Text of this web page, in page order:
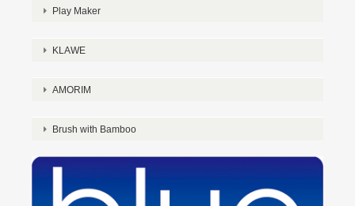
Play Maker
KLAWE
AMORIM
Brush with Bamboo